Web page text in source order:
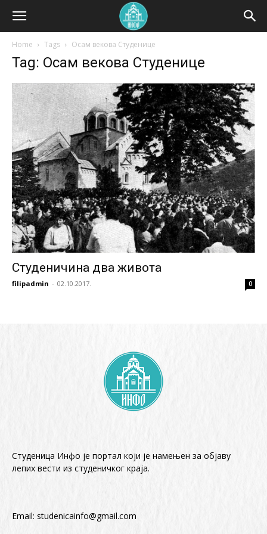
Home Tags Осам векова Студенице
Tag: Осам векова Студенице
Студеничина два живота
filipadmin - 02.10.2017. 0
Студеница Инфо је портал који је намењен за објaву
лепих вести из студеничког краја.
Email: studenicainfo@gmail.com